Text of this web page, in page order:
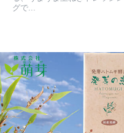
グで...